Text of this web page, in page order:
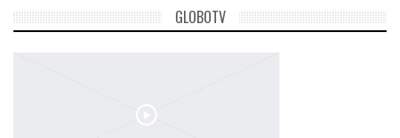
GLOBOTV